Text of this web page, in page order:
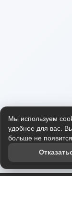
Мы используем
удобнее для вас.
больше не появится.